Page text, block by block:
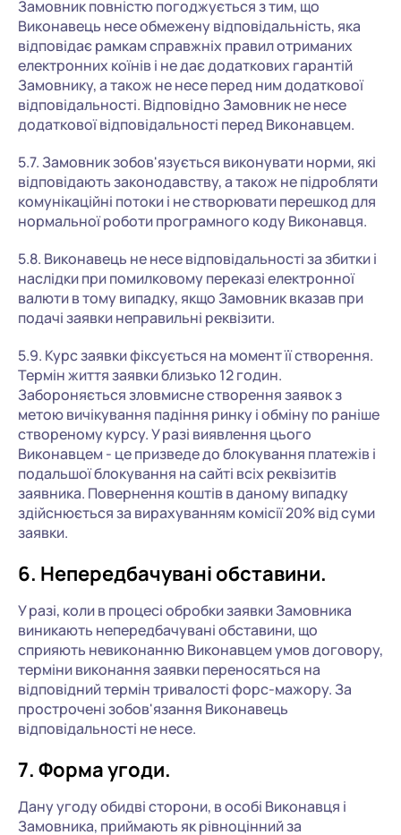
Замовник повністю погоджується з тим, що
Виконавець несе обмежену відповідальність, яка
відповідає рамкам справжніх правил отриманих
електронних коїнів і не дає додаткових гарантій
Замовнику, а також не несе перед ним додаткової
відповідальності. Відповідно Замовник не несе
додаткової відповідальності перед Виконавцем.
5.7. Замовник зобов'язується виконувати норми, які
відповідають законодавству, а також не підробляти
комунікаційні потоки і не створювати перешкод для
нормальної роботи програмного коду Виконавця.
5.8. Виконавець не несе відповідальності за збитки і
наслідки при помилковому переказі електронної
валюти в тому випадку, якщо Замовник вказав при
подачі заявки неправильні реквізити.
5.9. Курс заявки фіксується на момент її створення.
Термін життя заявки близько 12 годин.
Забороняється зловмисне створення заявок з
метою вичікування падіння ринку і обміну по раніше
створеному курсу. У разі виявлення цього
Виконавцем - це призведе до блокування платежів і
подальшої блокування на сайті всіх реквізитів
заявника. Повернення коштів в даному випадку
здійснюється за вирахуванням комісії 20% від суми
заявки.
6. Непередбачувані обставини.
У разі, коли в процесі обробки заявки Замовника
виникають непередбачувані обставини, що
сприяють невиконанню Виконавцем умов договору,
терміни виконання заявки переносяться на
відповідний термін тривалості форс-мажору. За
прострочені зобов'язання Виконавець
відповідальності не несе.
7. Форма угоди.
Дану угоду обидві сторони, в особі Виконавця і
Замовника, приймають як рівноцінний за